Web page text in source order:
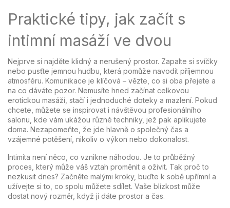
Praktické tipy, jak začít s
intimní masáží ve dvou
Nejprve si najděte klidný a nerušený prostor. Zapalte si svíčky
nebo pusťte jemnou hudbu, která pomůže navodit příjemnou
atmosféru. Komunikace je klíčová – vězte, co si oba přejete a
na co dáváte pozor. Nemusíte hned začínat celkovou
erotickou masáží, stačí i jednoduché doteky a mazlení. Pokud
chcete, můžete se inspirovat i návštěvou profesionálního
salonu, kde vám ukážou různé techniky, jež pak aplikujete
doma. Nezapomeňte, že jde hlavně o společný čas a
vzájemné potěšení, nikoliv o výkon nebo dokonalost.
Intimita není něco, co vznikne náhodou. Je to průběžný
proces, který může váš vztah proměnit a oživit. Tak proč to
nezkusit dnes? Začněte malými kroky, buďte k sobě upřímní a
užívejte si to, co spolu můžete sdílet. Vaše blízkost může
dostat nový rozměr, když jí dáte prostor a čas.